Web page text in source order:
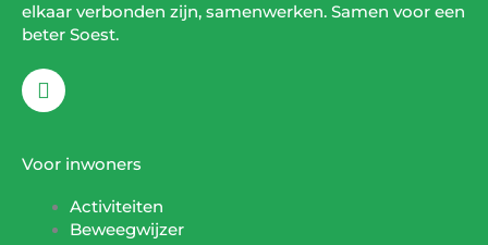
elkaar verbonden zijn, samenwerken. Samen voor een
beter Soest.
F
a
b
o
k
Voor inwoners
Activiteiten
Beweegwijzer